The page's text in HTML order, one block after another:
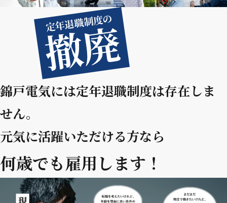
錦戸電気には定年退職制度は存在しま
せん。
元気に活躍いただける方なら
何歳でも雇用します！